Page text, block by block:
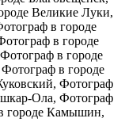
Великие Луки,
в городе
в городе
в городе
в городе
Фотограф
Ола, Фотограф
городе Камышин,